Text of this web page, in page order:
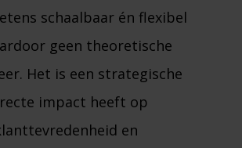
schaalbaar én flexibel
geen theoretische
Het is een strategische
impact heeft op
en